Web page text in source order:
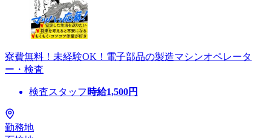
寮費無料！未経験OK！電子部品の製造マシンオペレータ
ー・検査
検査スタッフ 時給1,500円
勤務地